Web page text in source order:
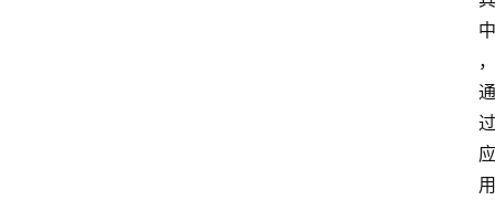
中
，
通
过
应
用